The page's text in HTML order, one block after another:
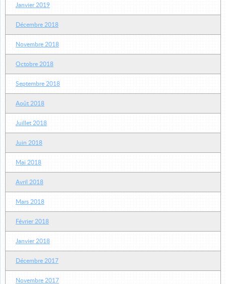
Janvier 2019
Décembre 2018
Novembre 2018
Octobre 2018
Septembre 2018
Août 2018
Juillet 2018
Juin 2018
Mai 2018
Avril 2018
Mars 2018
Février 2018
Janvier 2018
Décembre 2017
Novembre 2017